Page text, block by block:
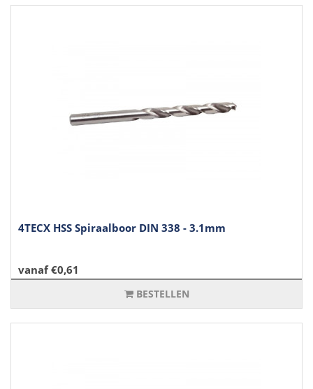
4TECX HSS Spiraalboor DIN 338 - 3.1mm
vanaf €0,61
BESTELLEN